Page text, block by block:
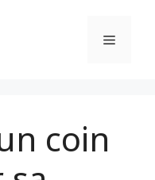
Menu
coin